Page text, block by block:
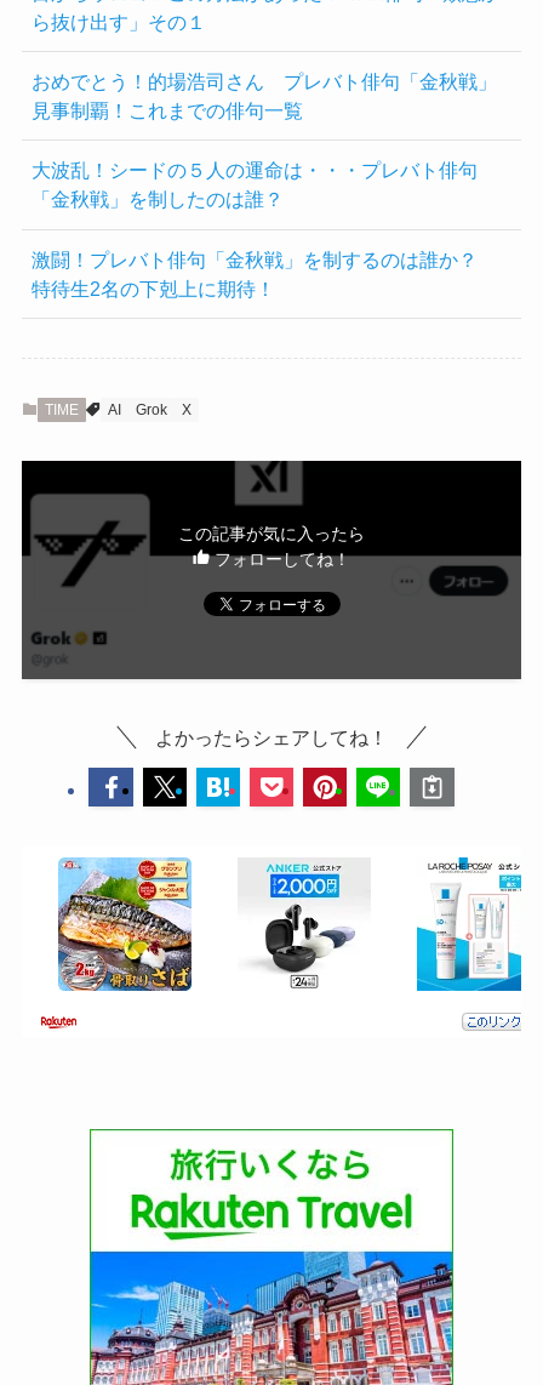
ら抜け出す」その１
おめでとう！的場浩司さん プレバト俳句「金秋戦」
見事制覇！これまでの俳句一覧
大波乱！シードの５人の運命は・・・プレバト俳句
「金秋戦」を制したのは誰？
激闘！プレバト俳句「金秋戦」を制するのは誰か？
特待生2名の下剋上に期待！
TIME AI Grok X
この記事が気に入ったら
フォローしてね！
よかったらシェアしてね！